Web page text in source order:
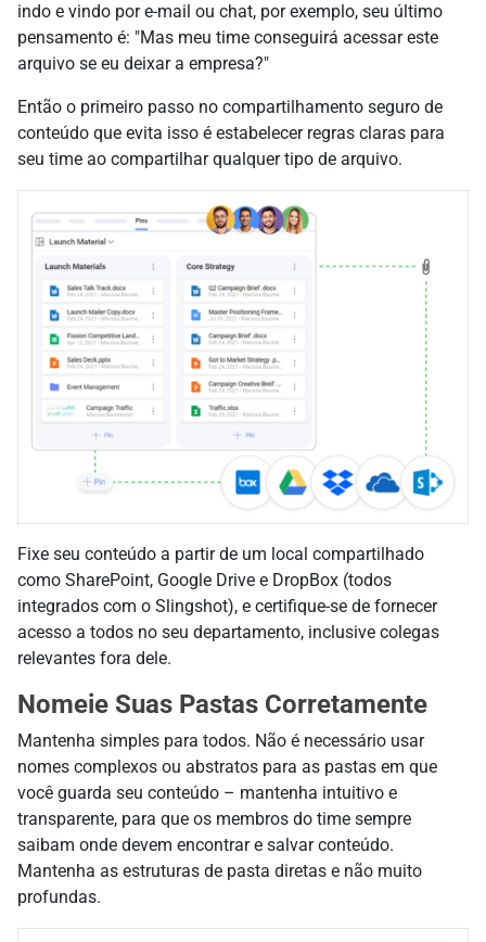
indo e vindo por e-mail ou chat, por exemplo, seu último
pensamento é: "Mas meu time conseguirá acessar este
arquivo se eu deixar a empresa?"
Então o primeiro passo no compartilhamento seguro de
conteúdo que evita isso é estabelecer regras claras para
seu time ao compartilhar qualquer tipo de arquivo.
Fixe seu conteúdo a partir de um local compartilhado
como SharePoint, Google Drive e DropBox (todos
integrados com o Slingshot), e certifique-se de fornecer
acesso a todos no seu departamento, inclusive colegas
relevantes fora dele.
Nomeie Suas Pastas Corretamente
Mantenha simples para todos. Não é necessário usar
nomes complexos ou abstratos para as pastas em que
você guarda seu conteúdo – mantenha intuitivo e
transparente, para que os membros do time sempre
saibam onde devem encontrar e salvar conteúdo.
Mantenha as estruturas de pasta diretas e não muito
profundas.